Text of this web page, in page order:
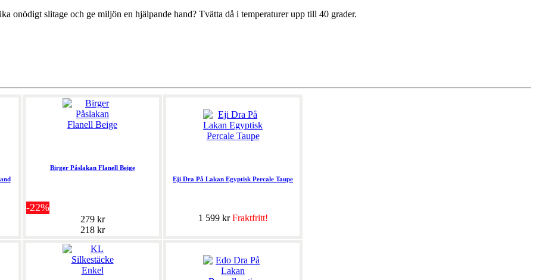
onödigt slitage och ge miljön en hjälpande hand? Tvätta då i temperaturer upp till 40 grader.
Birger Påslakan Flanell Beige
-22%
279 kr
218 kr
Eji Dra På Lakan Egyptisk Percale Taupe
1 599 krFraktfritt!